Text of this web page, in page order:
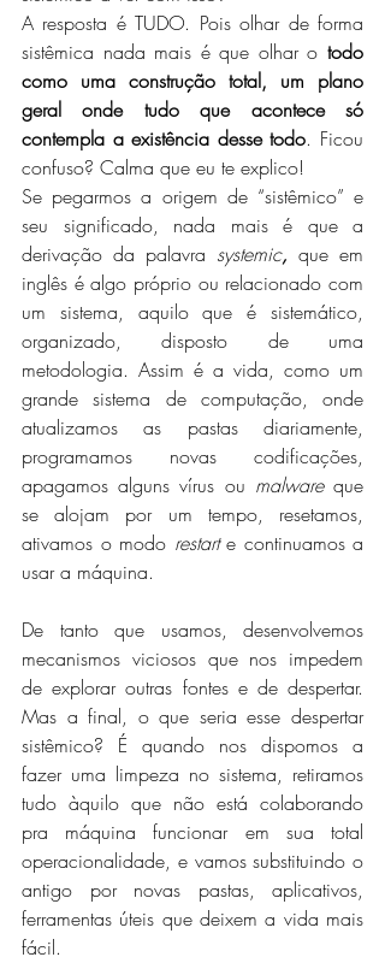
A resposta é TUDO. Pois olhar de forma
sistêmica nada mais é que olhar o todo
como uma construção total, um plano
geral onde tudo que acontece só
contempla a existência desse todo. Ficou
confuso? Calma que eu te explico!
Se pegarmos a origem de “sistêmico” e
seu significado, nada mais é que a
derivação da palavra systemic, que em
inglês é algo próprio ou relacionado com
um sistema, aquilo que é sistemático,
organizado, disposto de uma
metodologia. Assim é a vida, como um
grande sistema de computação, onde
atualizamos as pastas diariamente,
programamos novas codificações,
apagamos alguns vírus ou malware que
se alojam por um tempo, resetamos,
ativamos o modo restart e continuamos a
usar a máquina.
De tanto que usamos, desenvolvemos
mecanismos viciosos que nos impedem
de explorar outras fontes e de despertar.
Mas a final, o que seria esse despertar
sistêmico? É quando nos dispomos a
fazer uma limpeza no sistema, retiramos
tudo àquilo que não está colaborando
pra máquina funcionar em sua total
operacionalidade, e vamos substituindo o
antigo por novas pastas, aplicativos,
ferramentas úteis que deixem a vida mais
fácil.